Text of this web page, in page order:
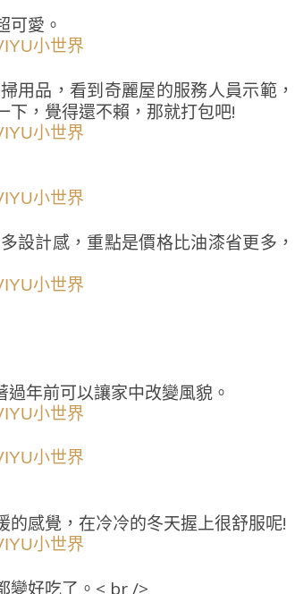
可愛。
用品，看到奇麗屋的服務人員示範，
下，覺得還不賴，那就打包吧!
設計感，重點是價格比油漆省更多，
年前可以讓家中改變風貌。
感覺，在冷冷的冬天握上很舒服呢!
變好吃了。< br />